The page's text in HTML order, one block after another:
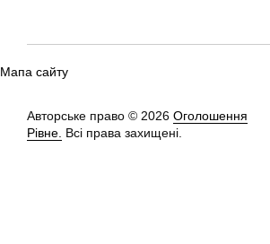
Мапа сайту
Авторське право © 2026 Оголошення
Рівне. Всі права захищені.